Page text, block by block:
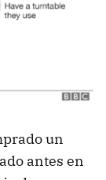
un
antes en